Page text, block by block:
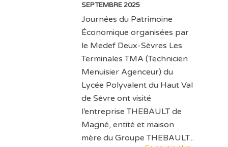
SEPTEMBRE 2025
Journées du Patrimoine
Économique organisées par
le Medef Deux-Sèvres Les
Terminales TMA (Technicien
Menuisier Agenceur) du
Lycée Polyvalent du Haut Val
de Sèvre ont visité
l’entreprise THEBAULT de
Magné, entité et maison
mère du Groupe THEBAULT...